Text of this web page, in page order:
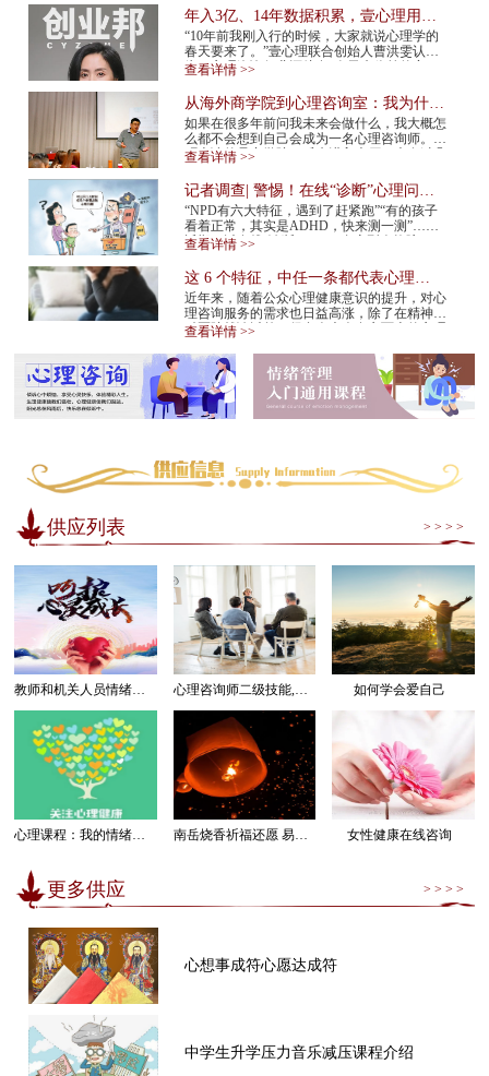
2024年...
年入3亿、14年数据积累，壹心理用AI
打造心理服务行业“小怪兽”
“10年前我刚入行的时候，大家就说心理学的
春天要来了。”壹心理联合创始人曹洪雯认
为，心理咨询行业还处在“春天来临前的寒
标准...
查看详情 >>
从海外商学院到心理咨询室：我为什么
在34岁决定转行
如果在很多年前问我未来会做什么，我大概怎
么都不会想到自己会成为一名心理咨询师。我
硕士读的是商学院。后来进入大厂，也有过几
常、...
查看详情 >>
记者调查| 警惕！在线“诊断”心理问
题，越治越病！
“NPD有六大特征，遇到了赶紧跑”“有的孩子
看着正常，其实是ADHD，快来测一测”……
近期，以在线“诊断”NPD（自恋型人格障
的视频在网...
查看详情 >>
这 6 个特征，中任一条都代表心理咨
询师不靠谱！赶紧换
近年来，随着公众心理健康意识的提升，对心
理咨询服务的需求也日益高涨，除了在精神专
科医院就诊以外，很多人也会在市面上的心理
备...
查看详情 >>
供应列表 > > > >
如何学会爱自己
南岳烧香祈福还愿 易经卜卦算命求运 女性健康在线咨询
更多供应 > > > >
心想事成符心愿达成符
中学生升学压力音乐减压课程介绍